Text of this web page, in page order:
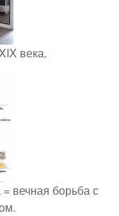
века.
вечная борьба с